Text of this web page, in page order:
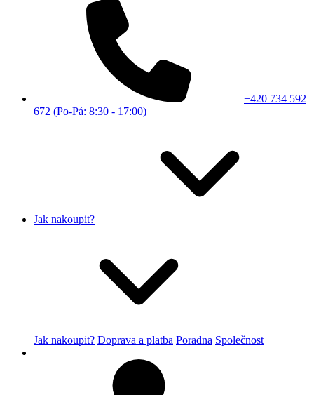
+420 734 592
672 (Po-Pá: 8:30 - 17:00)
Jak nakoupit?
Jak nakoupit? Doprava a platba Poradna Společnost